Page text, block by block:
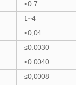
≤0.7
1~4
≤0,04
≤0.0030
≤0.0040
≤0,0008